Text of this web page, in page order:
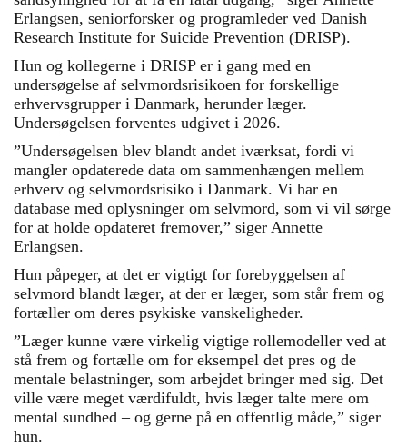
Erlangsen, seniorforsker og programleder ved Danish
Research Institute for Suicide Prevention (DRISP).
Hun og kollegerne i DRISP er i gang med en
undersøgelse af selvmordsrisikoen for forskellige
erhvervsgrupper i Danmark, herunder læger.
Undersøgelsen forventes udgivet i 2026.
”Undersøgelsen blev blandt andet iværksat, fordi vi
mangler opdaterede data om sammenhængen mellem
erhverv og selvmordsrisiko i Danmark. Vi har en
database med oplysninger om selvmord, som vi vil sørge
for at holde opdateret fremover,” siger Annette
Erlangsen.
Hun påpeger, at det er vigtigt for forebyggelsen af
selvmord blandt læger, at der er læger, som står frem og
fortæller om deres psykiske vanskeligheder.
”Læger kunne være virkelig vigtige rollemodeller ved at
stå frem og fortælle om for eksempel det pres og de
mentale belastninger, som arbejdet bringer med sig. Det
ville være meget værdifuldt, hvis læger talte mere om
mental sundhed – og gerne på en offentlig måde,” siger
hun.